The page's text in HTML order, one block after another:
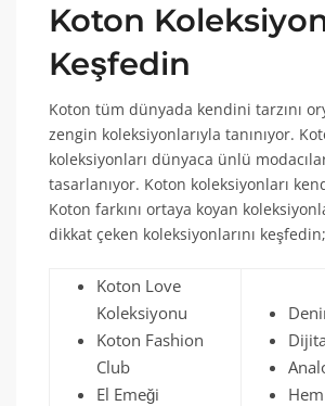
Koton
Keşfedin
Koton tüm dünyada kendini tarzını
zengin koleksiyonlarıyla tanınıyor.
koleksiyonları dünyaca ünlü
tasarlanıyor. Koton koleksiyonları
Koton farkını ortaya koyan
dikkat çeken koleksiyonlarını keşfedin;
Koton Love
Koleksiyonu
Koton Fashion
Club
El Emeği